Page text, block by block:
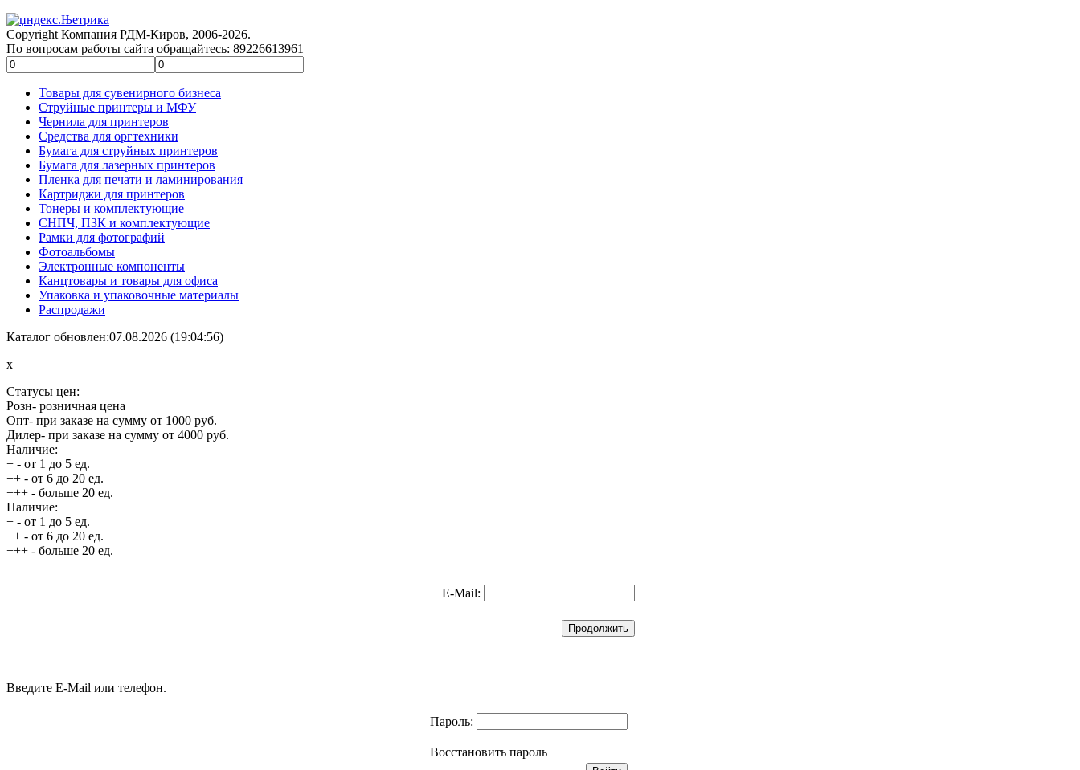
Copyright Компания РДМ-Киров, 2006-2026.
По вопросам работы сайта обращайтесь: 89226613961
Товары для сувенирного бизнеса
Струйные принтеры и МФУ
Чернила для принтеров
Средства для оргтехники
Бумага для струйных принтеров
Бумага для лазерных принтеров
Пленка для печати и ламинирования
Картриджи для принтеров
Тонеры и комплектующие
СНПЧ, ПЗК и комплектующие
Рамки для фотографий
Фотоальбомы
Электронные компоненты
Канцтовары и товары для офиса
Упаковка и упаковочные материалы
Распродажи
Каталог обновлен:07.08.2026 (19:04:56)
x
Статусы цен:
Розн- розничная цена
Опт- при заказе на сумму от 1000 руб.
Дилер- при заказе на сумму от 4000 руб.
Наличие:
+ - от 1 до 5 ед.
++ - от 6 до 20 ед.
+++ - больше 20 ед.
Наличие:
+ - от 1 до 5 ед.
++ - от 6 до 20 ед.
+++ - больше 20 ед.
E-Mail:
Введите E-Mail или телефон.
Пароль:
Восстановить пароль